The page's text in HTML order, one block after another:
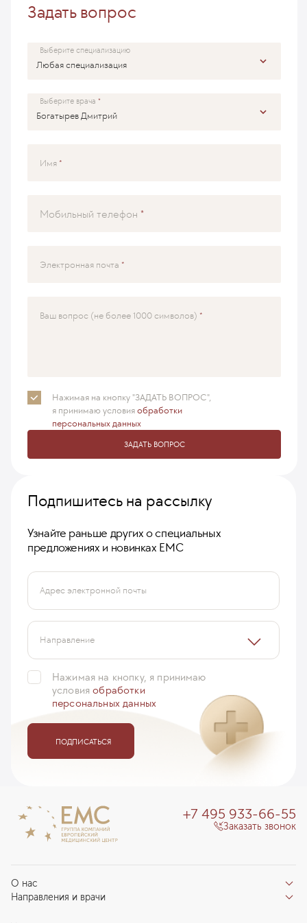
Задать вопрос
Выберите специализацию
Выберите врача
Имя
Мобильный телефон
Электронная почта
Ваш вопрос (не более 1000 символов)
Нажимая на кнопку "ЗАДАТЬ ВОПРОС",
я принимаюусловияобработки
персональных данных
ЗАДАТЬ ВОПРОС
Подпишитесь на рассылку
Узнайте раньше других о специальных
предложениях и новинках ЕМС
Адрес электронной почты
Направление
Нажимая на кнопку, я принимаю
условияобработки
персональных данных
ПОДПИСАТЬСЯ
О нас
Отзывы пациентов
Направления и врачи
+7 495 933-66-55
Заказать звонок